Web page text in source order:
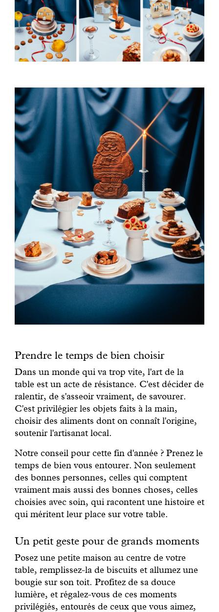
Prendre le temps de bien choisir
Dans un monde qui va trop vite, l'art de la
table est un acte de résistance. C'est décider de
ralentir, de s'asseoir vraiment, de savourer.
C'est privilégier les objets faits à la main,
choisir des aliments dont on connaît l'origine,
soutenir l'artisanat local.
Notre conseil pour cette fin d'année ? Prenez le
temps de bien vous entourer. Non seulement
des bonnes personnes, celles qui comptent
vraiment mais aussi des bonnes choses, celles
choisies avec soin, qui racontent une histoire et
qui méritent leur place sur votre table.
Un petit geste pour de grands moments
Posez une petite maison au centre de votre
table, remplissez-la de biscuits et allumez une
bougie sur son toit. Profitez de sa douce
lumière, et régalez-vous de ces moments
privilégiés, entourés de ceux que vous aimez,